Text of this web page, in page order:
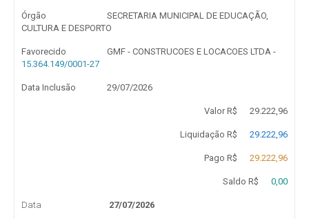
Órgão
SECRETARIA MUNICIPAL DE EDUCAÇÃO,
CULTURA E DESPORTO
Favorecido
GMF - CONSTRUCOES E LOCACOES LTDA -
15.364.149/0001-27
Data Inclusão 29/07/2026
Valor R$ 29.222,96
Liquidação R$ 29.222,96
Pago R$ 29.222,96
Saldo R$ 0,00
Data 27/07/2026